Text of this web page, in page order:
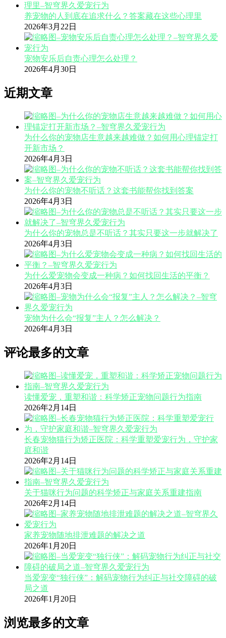
养宠物的人到底在追求什么？答案藏在这些心理里
2026年3月22日
宠物安乐后自责心理怎么处理？
2026年4月30日
近期文章
为什么你的宠物店生意越来越难做？如何用心理锚定打
开新市场？
2026年4月3日
为什么你的宠物不听话？这套书能帮你找到答案
2026年4月3日
为什么你的宠物总是不听话？其实只要这一步就解决了
2026年4月3日
为什么爱宠物会变成一种病？如何找回生活的平衡？
2026年4月3日
宠物为什么会“报复”主人？怎么解决？
2026年4月3日
评论最多的文章
读懂爱宠，重塑和谐：科学矫正宠物问题行为指南
2026年2月14日
长春宠物猫行为矫正医院：科学重塑爱宠行为，守护家
庭和谐
2026年2月14日
关于猫咪行为问题的科学矫正与家庭关系重建指南
2026年2月14日
家养宠物随地排泄难题的解决之道
2026年1月20日
当爱宠变“独行侠”：解码宠物行为纠正与社交障碍的破
局之道
2026年1月20日
浏览最多的文章